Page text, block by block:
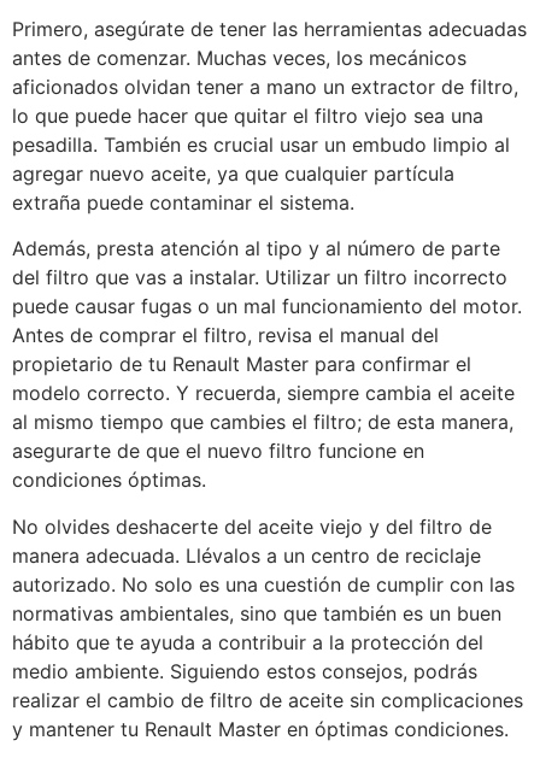
Primero, asegúrate de tener las herramientas adecuadas
antes de comenzar. Muchas veces, los mecánicos
aficionados olvidan tener a mano un extractor de filtro,
lo que puede hacer que quitar el filtro viejo sea una
pesadilla. También es crucial usar un embudo limpio al
agregar nuevo aceite, ya que cualquier partícula
extraña puede contaminar el sistema.
Además, presta atención al tipo y al número de parte
del filtro que vas a instalar. Utilizar un filtro incorrecto
puede causar fugas o un mal funcionamiento del motor.
Antes de comprar el filtro, revisa el manual del
propietario de tu Renault Master para confirmar el
modelo correcto. Y recuerda, siempre cambia el aceite
al mismo tiempo que cambies el filtro; de esta manera,
asegurarte de que el nuevo filtro funcione en
condiciones óptimas.
No olvides deshacerte del aceite viejo y del filtro de
manera adecuada. Llévalos a un centro de reciclaje
autorizado. No solo es una cuestión de cumplir con las
normativas ambientales, sino que también es un buen
hábito que te ayuda a contribuir a la protección del
medio ambiente. Siguiendo estos consejos, podrás
realizar el cambio de filtro de aceite sin complicaciones
y mantener tu Renault Master en óptimas condiciones.